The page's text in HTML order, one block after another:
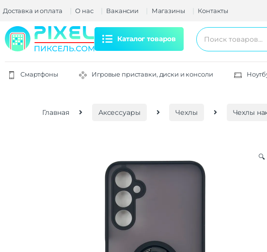
Доставка и оплата О нас Вакансии Магазины Контакты
Каталог товаров
Смартфоны Игровые приставки, диски и консоли
Главная Аксессуары Чехлы Чехлы
🔍